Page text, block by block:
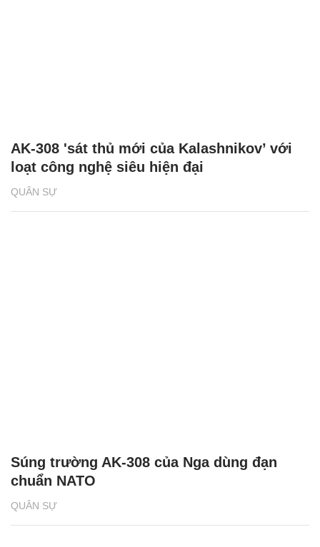
QUÂN SỰ
AK-308 'sát thủ mới của Kalashnikov’ với
loạt công nghệ siêu hiện đại
QUÂN SỰ
Súng trường AK-308 của Nga dùng đạn
chuẩn NATO